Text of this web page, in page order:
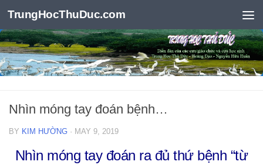
Skip to content
TrungHocThuDuc.com
Nhìn móng tay đoán bệnh…
BY KIM HƯỜNG · MAY 9, 2019
Nhìn móng tay đoán ra đủ thứ bệnh “từ